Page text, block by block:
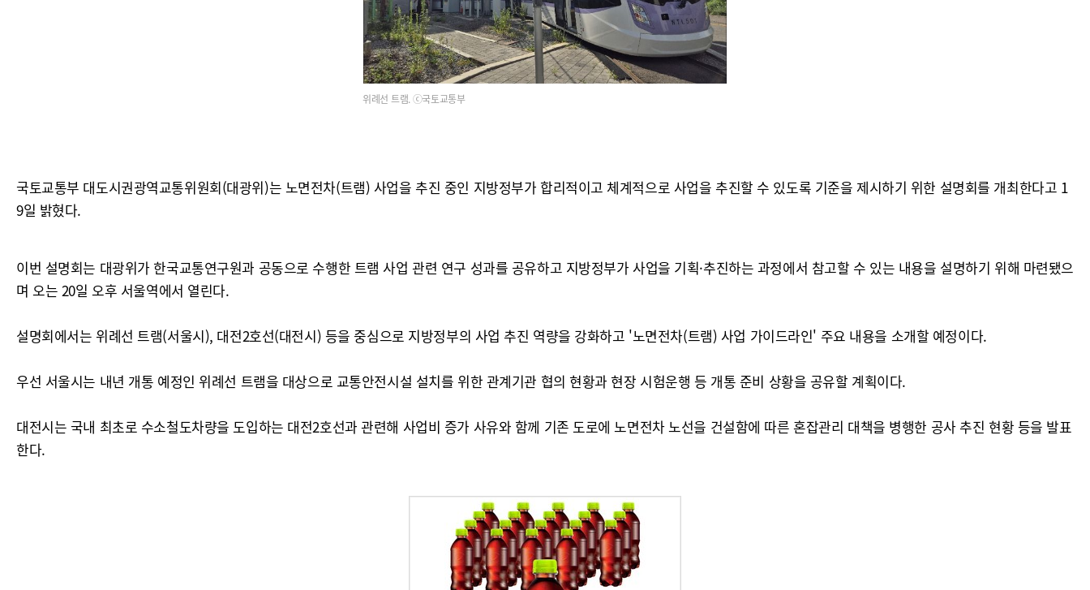
위례선 트램. ⓒ국토교통부
국토교통부 대도시권광역교통위원회(대광위)는 노면전차(트램) 사업을 추진 중인 지방정부가 합리적이고 체계적으로 사업을 추진할 수 있도록 기준을 제시하기 위한 설명회를 개최한다고 1
9일 밝혔다.
이번 설명회는 대광위가 한국교통연구원과 공동으로 수행한 트램 사업 관련 연구 성과를 공유하고 지방정부가 사업을 기획·추진하는 과정에서 참고할 수 있는 내용을 설명하기 위해 마련됐으
며 오는 20일 오후 서울역에서 열린다.
설명회에서는 위례선 트램(서울시), 대전2호선(대전시) 등을 중심으로 지방정부의 사업 추진 역량을 강화하고 '노면전차(트램) 사업 가이드라인' 주요 내용을 소개할 예정이다.
우선 서울시는 내년 개통 예정인 위례선 트램을 대상으로 교통안전시설 설치를 위한 관계기관 협의 현황과 현장 시험운행 등 개통 준비 상황을 공유할 계획이다.
대전시는 국내 최초로 수소철도차량을 도입하는 대전2호선과 관련해 사업비 증가 사유와 함께 기존 도로에 노면전차 노선을 건설함에 따른 혼잡관리 대책을 병행한 공사 추진 현황 등을 발표
한다.